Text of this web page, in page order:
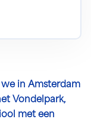
in Amsterdam
Vondelpark,
met een